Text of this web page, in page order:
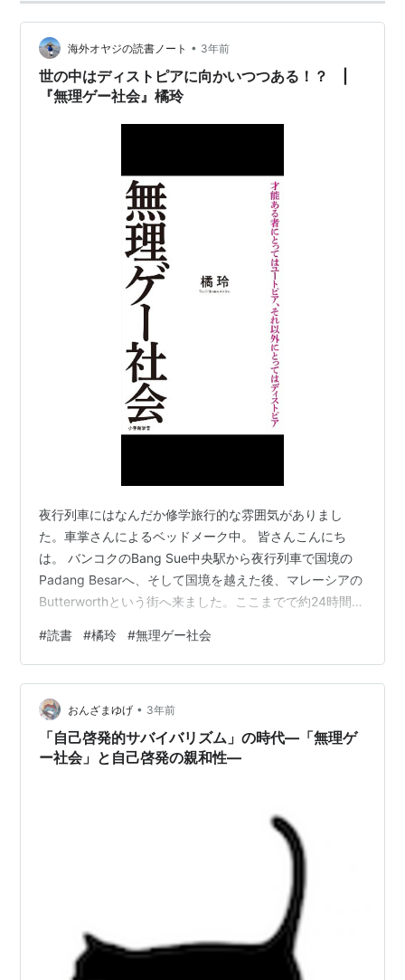
海外オヤジの読書ノート • 3年前
世の中はディストピアに向かいつつある！？ |
『無理ゲー社会』橘玲
夜行列車にはなんだか修学旅行的な雰囲気がありまし
た。車掌さんによるベッドメーク中。 皆さんこんにち
は。 バンコクのBang Sue中央駅から夜行列車で国境の
Padang Besarへ、そして国境を越えた後、マレーシアの
Butterworthという街へ来ました。ここまでで約24時間。
た。家内は初めてとのこと。 今回はそんな移動のさなか
に読んだ一冊。 橘氏の作品は証券会社時代に数冊読ん
で、こりゃ一般の金融の人より詳しいわと思っていまし
た。 今般Kindle Unlimitedで最近の作品を読みましたが、
さらに冷徹で鋭い視点で社会を見つめており、ち…
#読書 #橘玲 #無理ゲー社会
おんざまゆげ • 3年前
「自己啓発的サバイバリズム」の時代—「無理ゲ
ー社会」と自己啓発の親和性—